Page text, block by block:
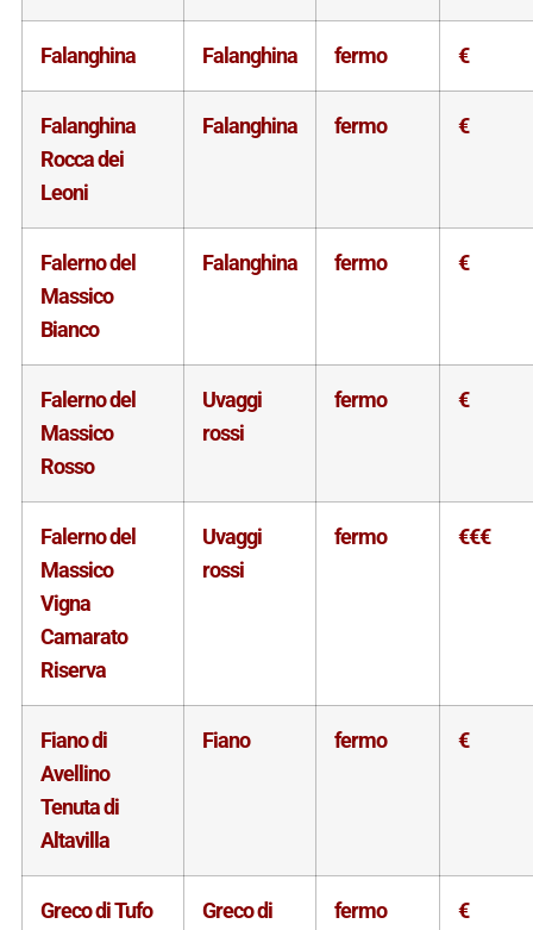
Falanghina Falanghina fermo €
Falanghina
Rocca dei
Leoni
Falanghina fermo €
Falerno del
Massico
Bianco
Falanghina fermo €
Falerno del
Massico
Rosso
Uvaggi
rossi
fermo €
Falerno del
Massico
Vigna
Camarato
Riserva
Uvaggi
rossi
fermo €€€
Fiano di
Avellino
Tenuta di
Altavilla
Fiano fermo €
Greco di Tufo
Greco di
fermo €